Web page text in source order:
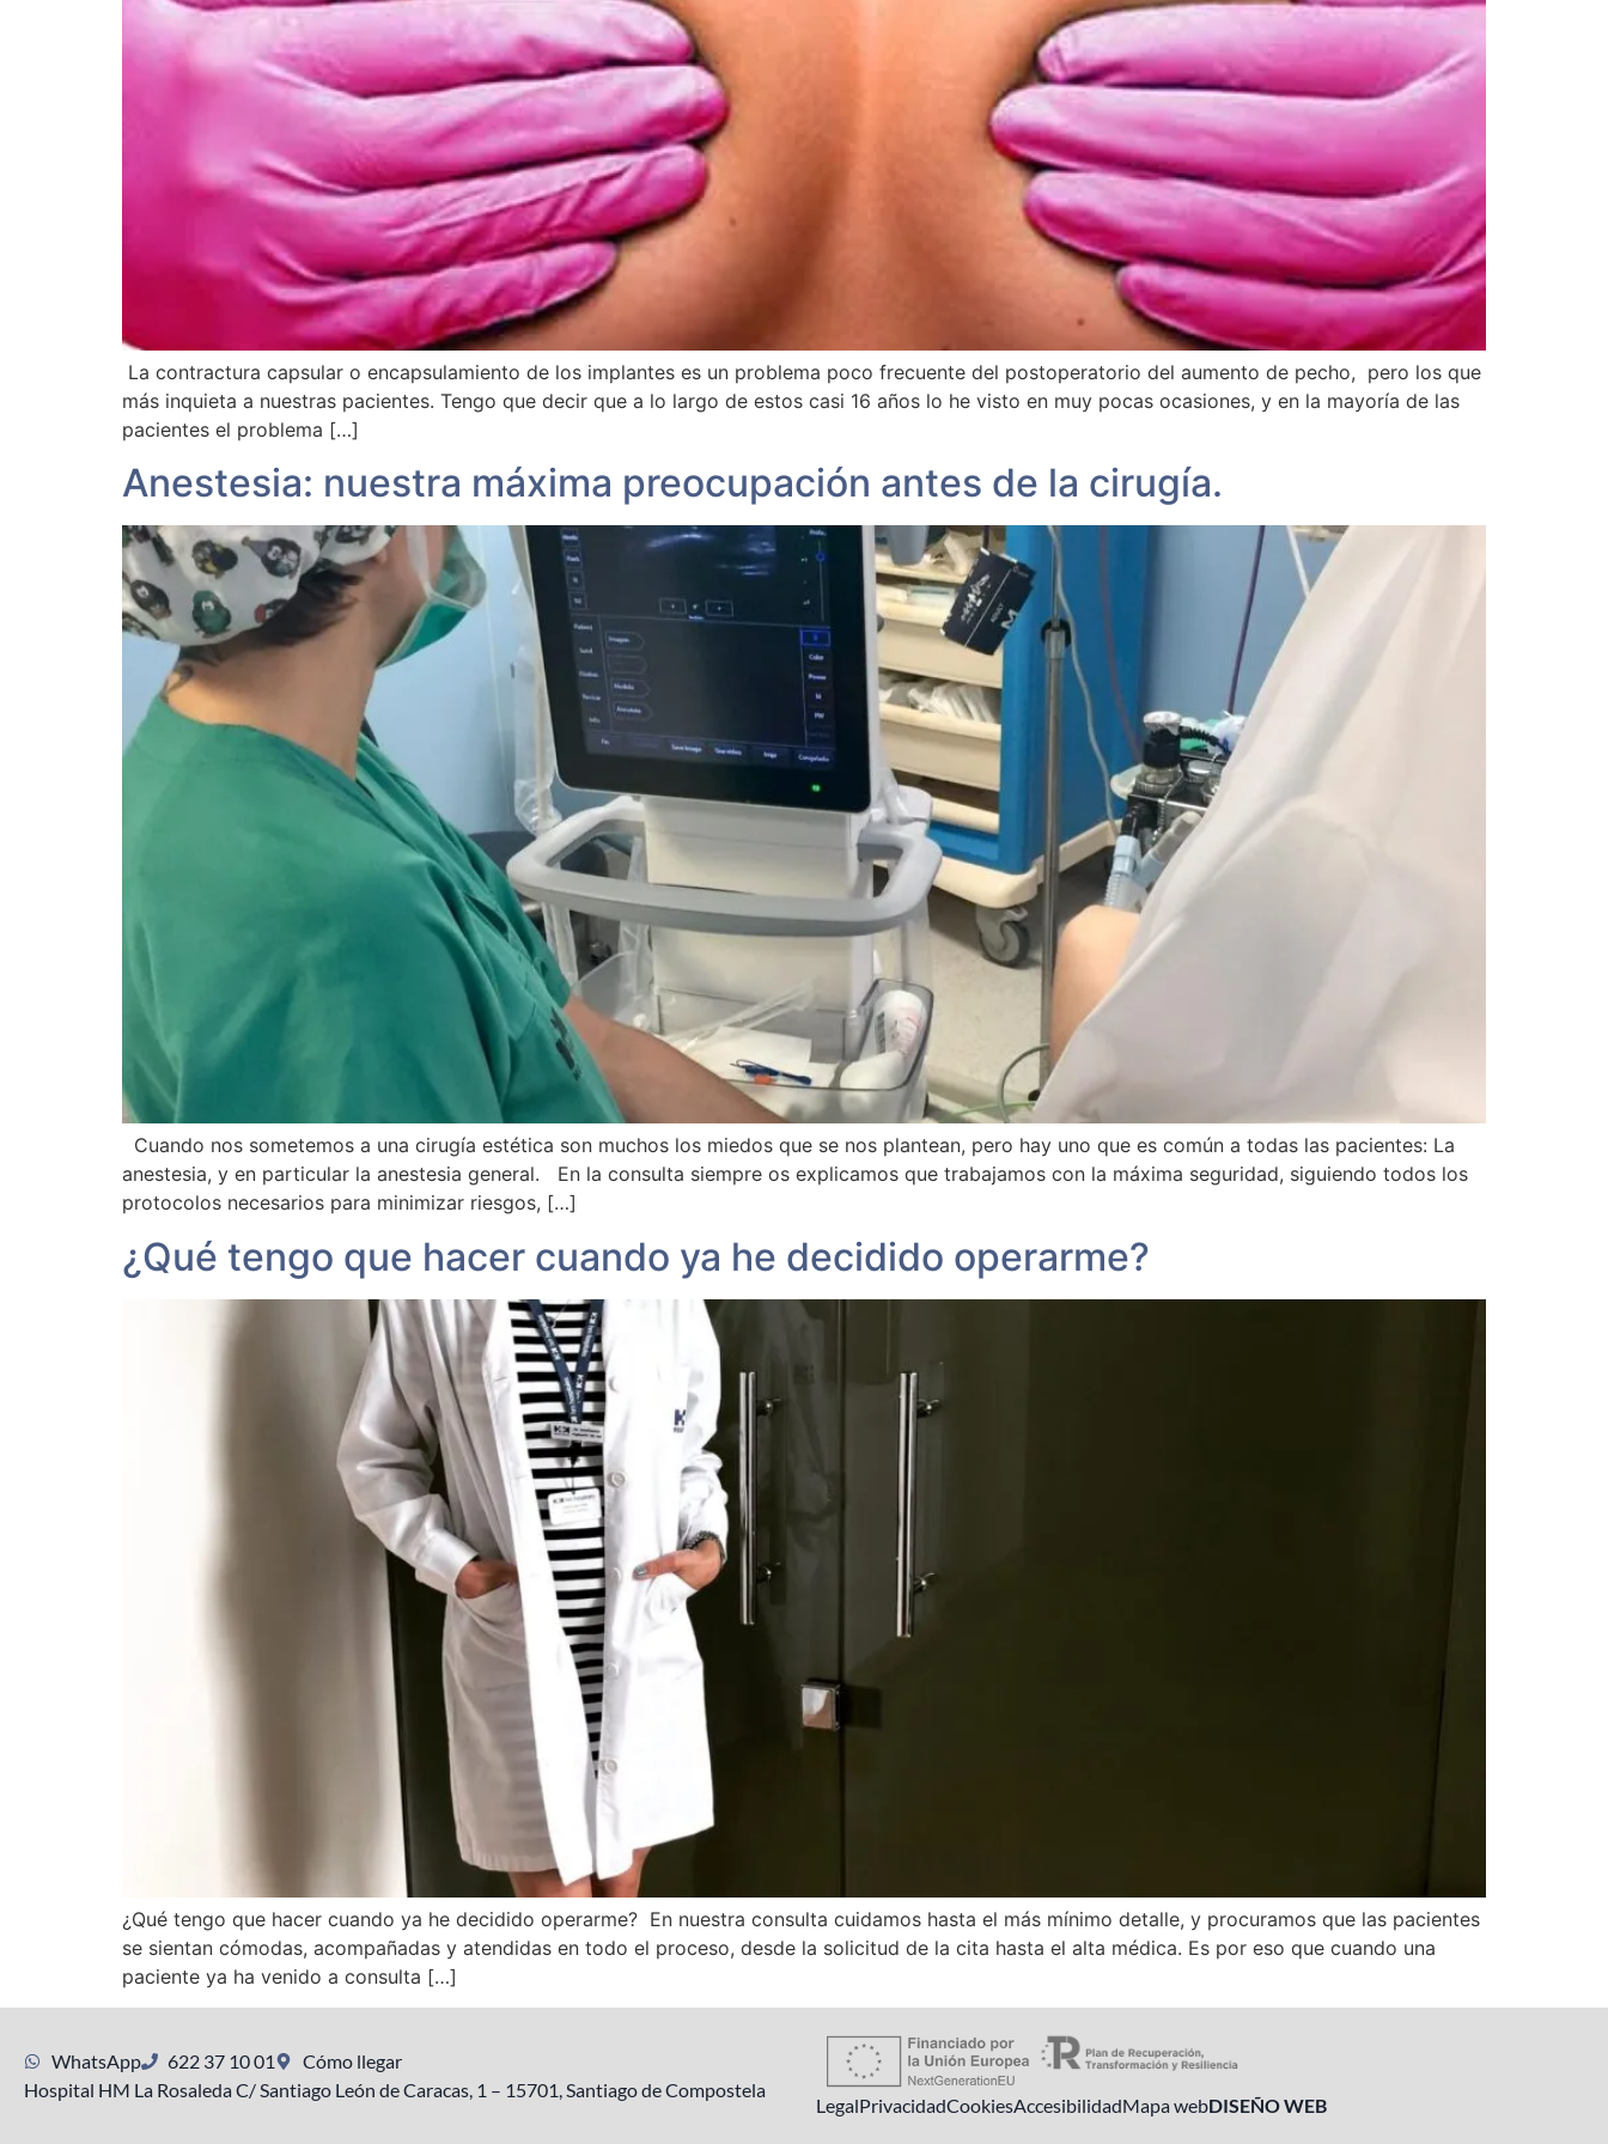
La contractura capsular o encapsulamiento de los implantes es un problema poco frecuente del postoperatorio del aumento de pecho, pero los que
más inquieta a nuestras pacientes. Tengo que decir que a lo largo de estos casi 16 años lo he visto en muy pocas ocasiones, y en la mayoría de las
pacientes el problema […]
Anestesia: nuestra máxima preocupación antes de la cirugía.
Cuando nos sometemos a una cirugía estética son muchos los miedos que se nos plantean, pero hay uno que es común a todas las pacientes: La
anestesia, y en particular la anestesia general. En la consulta siempre os explicamos que trabajamos con la máxima seguridad, siguiendo todos los
protocolos necesarios para minimizar riesgos, […]
¿Qué tengo que hacer cuando ya he decidido operarme?
¿Qué tengo que hacer cuando ya he decidido operarme? En nuestra consulta cuidamos hasta el más mínimo detalle, y procuramos que las pacientes
se sientan cómodas, acompañadas y atendidas en todo el proceso, desde la solicitud de la cita hasta el alta médica. Es por eso que cuando una
paciente ya ha venido a consulta […]
WhatsApp 622 37 10 01
Cómo llegar
Hospital HM La Rosaleda C/ Santiago León de Caracas, 1 – 15701, Santiago de Compostela
LegalPrivacidadCookiesAccesibilidadMapa webDISEÑO WEB